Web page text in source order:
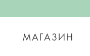
МАГАЗИН